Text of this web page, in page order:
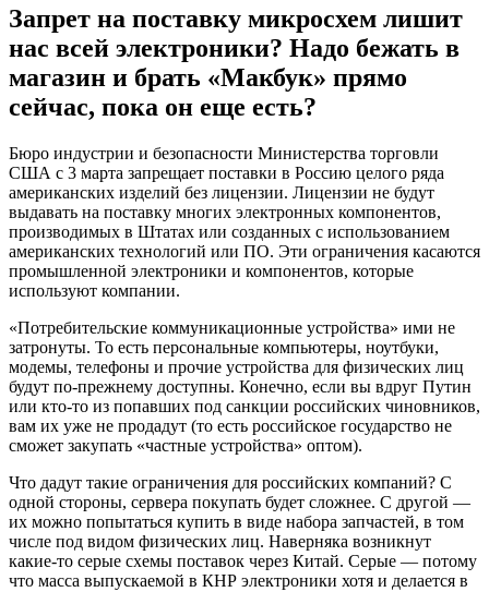
Запрет на поставку микросхем лишит
нас всей электроники? Надо бежать в
магазин и брать «Макбук» прямо
сейчас, пока он еще есть?
Бюро индустрии и безопасности Министерства торговли
США с 3 марта запрещает поставки в Россию целого ряда
американских изделий без лицензии. Лицензии не будут
выдавать на поставку многих электронных компонентов,
производимых в Штатах или созданных с использованием
американских технологий или ПО. Эти ограничения касаются
промышленной электроники и компонентов, которые
используют компании.
«Потребительские коммуникационные устройства» ими не
затронуты. То есть персональные компьютеры, ноутбуки,
модемы, телефоны и прочие устройства для физических лиц
будут по-прежнему доступны. Конечно, если вы вдруг Путин
или кто-то из попавших под санкции российских чиновников,
вам их уже не продадут (то есть российское государство не
сможет закупать «частные устройства» оптом).
Что дадут такие ограничения для российских компаний? С
одной стороны, сервера покупать будет сложнее. С другой —
их можно попытаться купить в виде набора запчастей, в том
числе под видом физических лиц. Наверняка возникнут
какие-то серые схемы поставок через Китай. Серые — потому
что масса выпускаемой в КНР электроники хотя и делается в